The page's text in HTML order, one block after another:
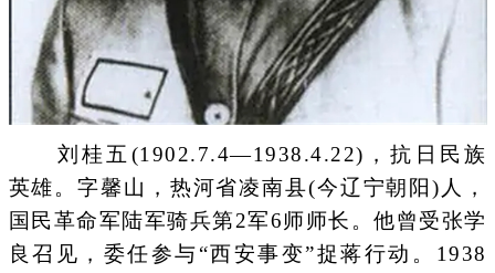
刘桂五(1902.7.4—1938.4.22)，抗日民族
英雄。字馨山，热河省凌南县(今辽宁朝阳)人，
国民革命军陆军骑兵第2军6师师长。他曾受张学
良召见，委任参与“西安事变”捉蒋行动。1938